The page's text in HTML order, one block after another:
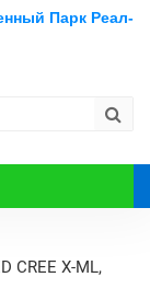
Парк Реал-
CREE X-ML,